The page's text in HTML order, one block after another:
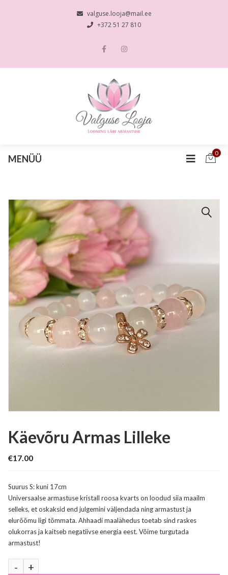
valguse.looja@mail.ee
+372 51 27 810
MENÜÜ
0
Käevõru Armas Lilleke
€17.00
Suurus S: kuni 17cm
Universaalse armastuse kristall roosa kvarts on loodud siia maailm
selleks, et oskaksid end julgemini väljendada ning armastust ja
elurõõmu ligi tõmmata. Ahhaadi maalähedus toetab sind raskes
olukorras ja kaitseb negatiivse energia eest. Võime turgutada
armastust!